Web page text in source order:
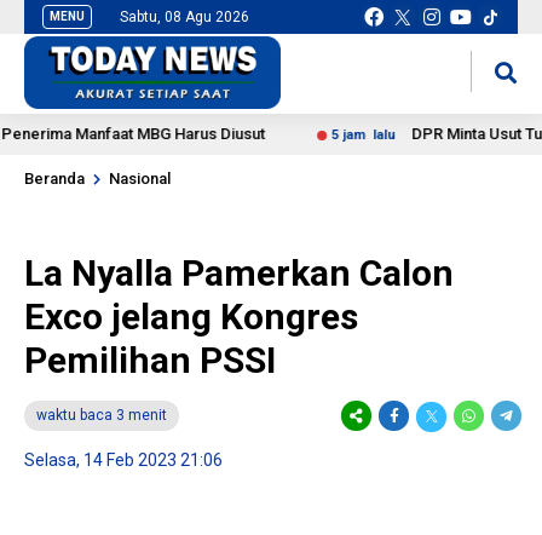
MENU Sabtu, 08 Agu 2026
Manfaat MBG Harus Diusut 5 jam lalu DPR Minta Usut Tuntas
Beranda Nasional
La Nyalla Pamerkan Calon
Exco jelang Kongres
Pemilihan PSSI
waktu baca 3 menit
Selasa, 14 Feb 2023 21:06